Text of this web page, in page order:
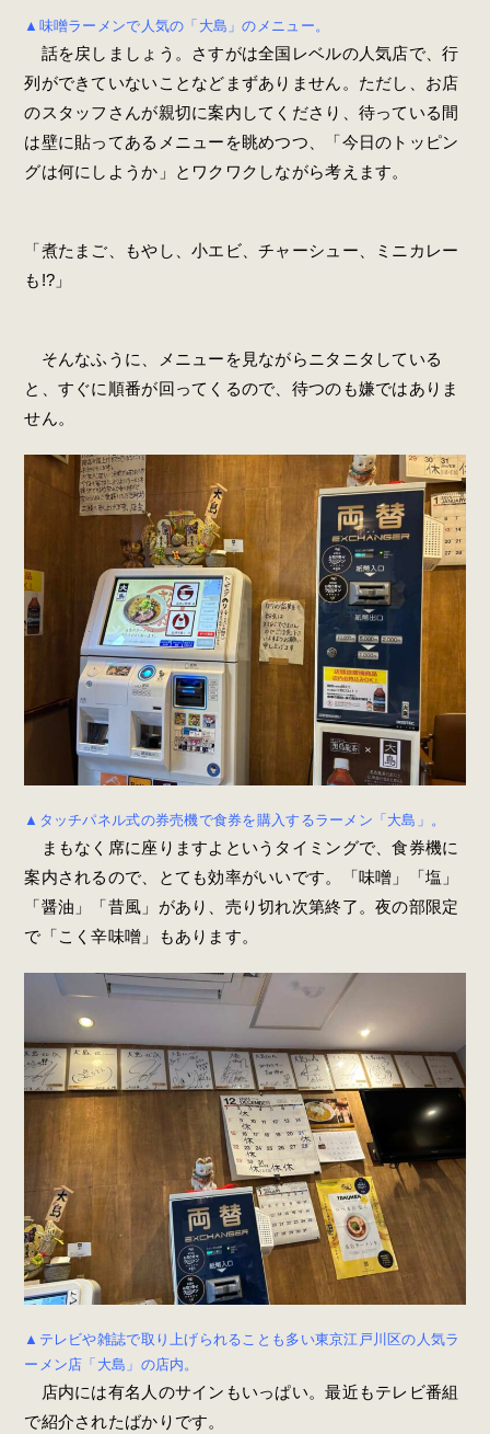
▲味噌ラーメンで人気の「大島」のメニュー。
話を戻しましょう。さすがは全国レベルの人気店で、行
列ができていないことなどまずありません。ただし、お店
のスタッフさんが親切に案内してくださり、待っている間
は壁に貼ってあるメニューを眺めつつ、「今日のトッピン
グは何にしようか」とワクワクしながら考えます。
「煮たまご、もやし、小エビ、チャーシュー、ミニカレー
も!?」
そんなふうに、メニューを見ながらニタニタしている
と、すぐに順番が回ってくるので、待つのも嫌ではありま
せん。
▲タッチパネル式の券売機で食券を購入するラーメン「大島」。
まもなく席に座りますよというタイミングで、食券機に
案内されるので、とても効率がいいです。「味噌」「塩」
「醤油」「昔風」があり、売り切れ次第終了。夜の部限定
で「こく辛味噌」もあります。
▲テレビや雑誌で取り上げられることも多い東京江戸川区の人気ラ
ーメン店「大島」の店内。
店内には有名人のサインもいっぱい。最近もテレビ番組
で紹介されたばかりです。